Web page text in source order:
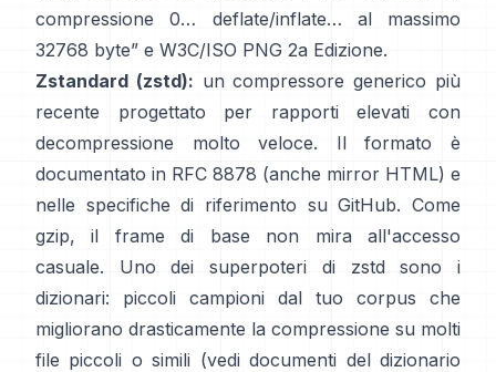
compressione 0… deflate/inflate… al massimo
32768 byte” e W3C/ISO PNG 2a Edizione.
Zstandard (zstd): un compressore generico più
recente progettato per rapporti elevati con
decompressione molto veloce. Il formato è
documentato in RFC 8878 (anche mirror HTML) e
nelle specifiche di riferimento su GitHub. Come
gzip, il frame di base
non mira all'accesso
casuale. Uno dei superpoteri di zstd sono i
dizionari: piccoli campioni dal tuo corpus che
migliorano drasticamente la compressione su molti
file piccoli o simili (vedi documenti del dizionario